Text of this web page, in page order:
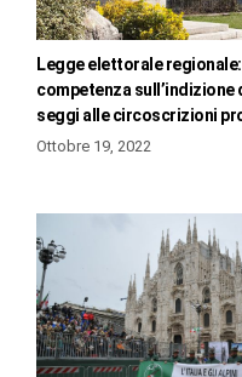
Legge elettorale
competenza sull’indizione
seggi alle circoscrizioni
Ottobre 19, 2022